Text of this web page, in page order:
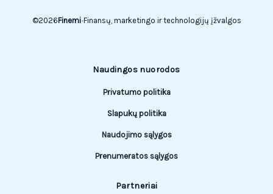
©2026Finemi•Finansų, marketingo ir technologijų įžvalgos
Naudingos nuorodos
Privatumo politika
Slapukų politika
Naudojimo sąlygos
Prenumeratos sąlygos
Partneriai